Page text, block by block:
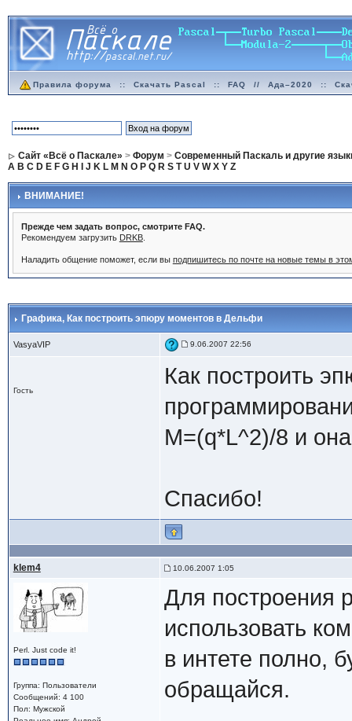
Правила форума :: Скачать Pascal :: FAQ // Ада–2020 ::
Сайт «Всё о Паскале» > Форум > Современный Паскаль и другие
A B C D E F G H J K L M N O P Q R S T U V W X Y Z
ВНИМАНИЕ!
Прежде чем задать вопрос, смотрите FAQ.
Рекомендуем загрузить DRKB.
Наладить общение поможет, если вы подпишитесь по почте на новые темы в
Графика, Как построить эпюру моментов в Дельфи
VasyaVIP 9.06.2007 22:56
Гость
Как построить
М=(q*L^2)/8 и
Спасибо!
klem4 10.06.2007 1:05
Perl. Just code it!
Группа: Пользователи
Сообщений: 4 100
Пол: Мужской
Для построения
использовать
в интете полно,
обращайся.